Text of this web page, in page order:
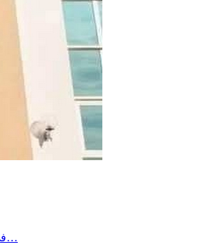
في هذا الظرف الاستثنائي الناجم عن ذروة استهلاك الكهرباء ومع انقطاع التيار الكهربائي عن عدد من عمادات بئر علي بن خليفة، تعلم إدارة المستشفى الجهوي ببئر علي…